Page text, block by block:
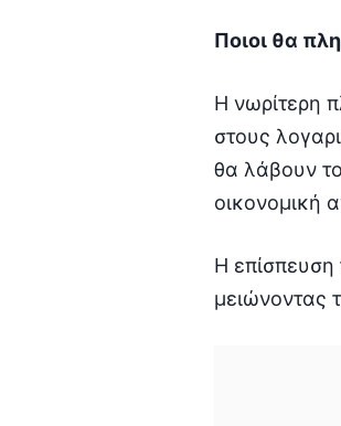
Ποιοι θα
Η νωρίτερη
στους
θα λάβουν
οικονομική
Η επίσπευση
μειώνοντας